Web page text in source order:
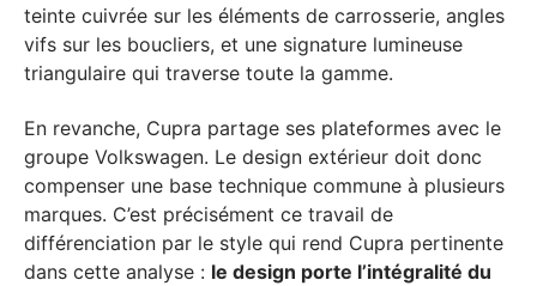
teinte cuivrée sur les éléments de carrosserie, angles
vifs sur les boucliers, et une signature lumineuse
triangulaire qui traverse toute la gamme.
En revanche, Cupra partage ses plateformes avec le
groupe Volkswagen. Le design extérieur doit donc
compenser une base technique commune à plusieurs
marques. C’est précisément ce travail de
différenciation par le style qui rend Cupra pertinente
dans cette analyse : le design porte l’intégralité du